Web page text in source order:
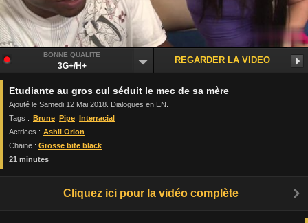
BONNE QUALITE
3G+/H+
REGARDER LA VIDEO
Etudiante au gros cul séduit le mec de sa mère
Ajouté le Samedi 12 Mai 2018. Dialogues en EN.
Tags : Brune Pipe Interracial
Actrices : Ashli Orion
Chaine : Grosse bite black
21 minutes
Cliquez ici pour la vidéo complète